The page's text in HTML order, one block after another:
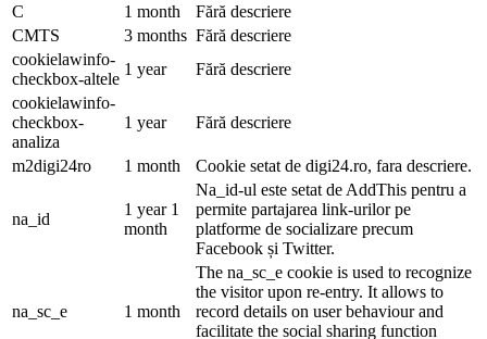
C
1 month
Fără descriere
CMTS
3 months Fără descriere
cookielawinfo-
checkbox-altele
1 year
Fără descriere
cookielawinfo-
checkbox-
analiza
1 year Fără descriere
m2digi24ro 1 month Cookie setat de digi24.ro, fara descriere.
na_id
1 year 1
month
Na_id-ul este setat de AddThis pentru a
permite partajarea link-urilor pe
platforme de socializare precum
Facebook și Twitter.
na_sc_e 1 month
The na_sc_e cookie is used to recognize
the visitor upon re-entry. It allows to
record details on user behaviour and
facilitate the social sharing function